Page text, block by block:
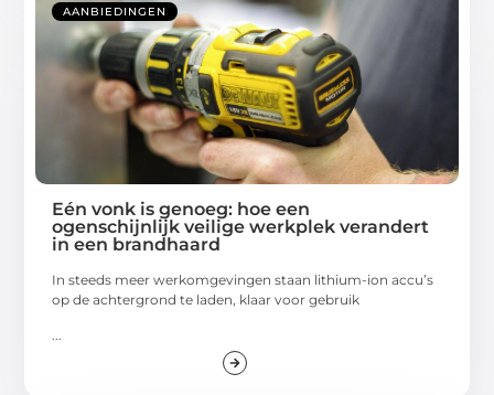
AANBIEDINGEN
Eén vonk is genoeg: hoe een
ogenschijnlijk veilige werkplek verandert
in een brandhaard
In steeds meer werkomgevingen staan lithium-ion accu’s
op de achtergrond te laden, klaar voor gebruik
...